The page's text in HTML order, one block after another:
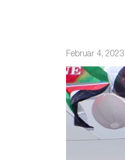
Februar 4, 2023